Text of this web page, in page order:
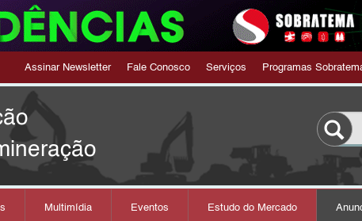
Assinar Newsletter Fale Conosco Serviços Programas
Multimídia Eventos Estudo do Mercado